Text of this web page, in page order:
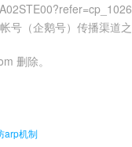
号（企鹅号）传播渠道
删除。
arp机制